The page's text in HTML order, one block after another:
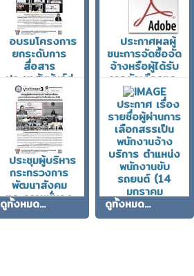
มิถุนายน
2569)
วันพฤหัสบดี, 06
สิงหาคม 2569
อบรมโครงการ
ยกระดับการ
สื่อสาร
ประชาสัมพันธ์สู่
ยุคดิจิทัลอย่าง
มืออาชีพ (ครั้งที่
5) (18 มิถุนายน
2569)
วันพฤหัสบดี, 06
สิงหาคม 2569
ประชุมผู้บริหาร
กระทรวงการ
พัฒนาสังคม
และความมั่นคง
ของมนุษย์
ประจำเดือน
ดูทั้งหมด...
หนังสือ ประจำ
ไตรมาสที่
2/2569 (เดือน
มกราคม ถึง
มีนาคม พ.ศ.
2568)
วันศุกร์, 24 เมษายน
2569
ประกาศผลผู้
ชนะการจัดซื้อจัด
จ้างหรือผู้ได้รับ
การคัดเลือกและ
สาระสำคัญของ
สัญญาหรือ ข้อ
ตกลงเป็น
หนังสือ ประจำ
ไตรมาสที่
1/2569 (เดือน
ตุลาคม ถึง
ธันวาคม พ.ศ.
2568)
วันอังคาร, 27
มกราคม 2569
ประกาศ เรื่อง
รายชื่อผู้ผ่านการ
เลือกสรรเป็น
พนักงานจ้าง
บริการ ตำแหน่ง
พนักงานขับ
รถยนต์ (14
มกราคม
2569)
วันพุธ, 14 มกราคม
ดูทั้งหมด...